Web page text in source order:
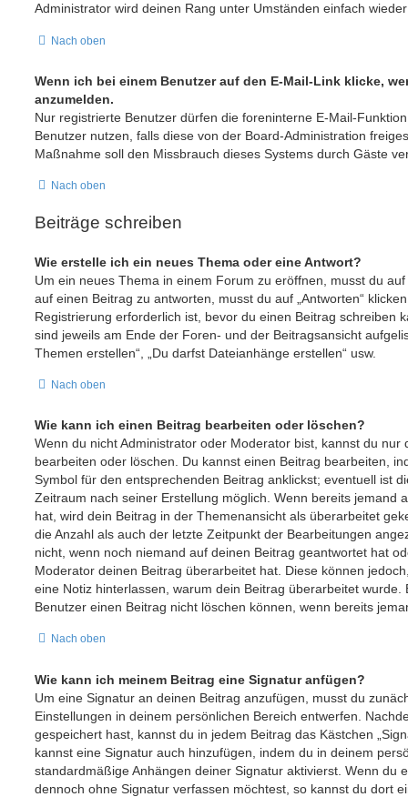
Administrator wird deinen Rang unter Umständen einfach
Nach oben
Wenn ich bei einem Benutzer auf den E-Mail-Link klicke,
anzumelden.
Nur registrierte Benutzer dürfen die foreninterne E-Mail-
Benutzer nutzen, falls diese von der Board-Administration
Maßnahme soll den Missbrauch dieses Systems durch Gäste
Nach oben
Beiträge schreiben
Wie erstelle ich ein neues Thema oder eine Antwort?
Um ein neues Thema in einem Forum zu eröffnen, musst du auf
auf einen Beitrag zu antworten, musst du auf „Antworten“
Registrierung erforderlich ist, bevor du einen Beitrag schreiben
sind jeweils am Ende der Foren- und der Beitragsansicht
Themen erstellen“, „Du darfst Dateianhänge erstellen“ usw.
Nach oben
Wie kann ich einen Beitrag bearbeiten oder löschen?
Wenn du nicht Administrator oder Moderator bist, kannst du nur
bearbeiten oder löschen. Du kannst einen Beitrag bearbeiten,
Symbol für den entsprechenden Beitrag anklickst; eventuell ist
Zeitraum nach seiner Erstellung möglich. Wenn bereits jemand
hat, wird dein Beitrag in der Themenansicht als überarbeitet
die Anzahl als auch der letzte Zeitpunkt der Bearbeitungen
nicht, wenn noch niemand auf deinen Beitrag geantwortet hat
Moderator deinen Beitrag überarbeitet hat. Diese können
eine Notiz hinterlassen, warum dein Beitrag überarbeitet wurde.
Benutzer einen Beitrag nicht löschen können, wenn bereits
Nach oben
Wie kann ich meinem Beitrag eine Signatur anfügen?
Um eine Signatur an deinen Beitrag anzufügen, musst du
Einstellungen in deinem persönlichen Bereich entwerfen.
gespeichert hast, kannst du in jedem Beitrag das Kästchen
kannst eine Signatur auch hinzufügen, indem du in deinem
standardmäßige Anhängen deiner Signatur aktivierst. Wenn du
dennoch ohne Signatur verfassen möchtest, so kannst du dort